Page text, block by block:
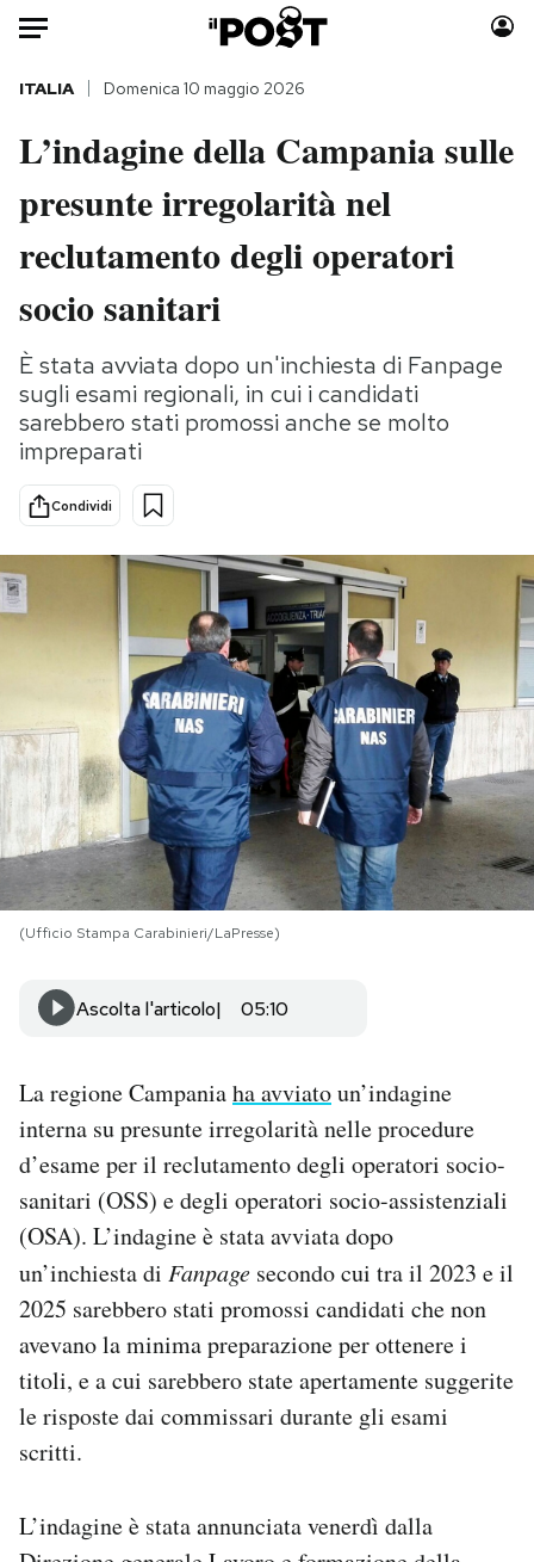
Auto
HOME
Italia
Politica
Tecnologia
Scienza
Cultura
Economia
Moda
Consumismi
Media
Europa
PODCAST
NEWSLETTER
I MIEI PREFERITI
SHOP
CALENDARIO
Notifiche mobile
ITALIA Domenica 10 maggio 2026
L’indagine della Campania sulle
presunte irregolarità nel
reclutamento degli operatori
socio sanitari
È stata avviata dopo un'inchiesta di Fanpage
sugli esami regionali, in cui i candidati
sarebbero stati promossi anche se molto
impreparati
Condividi
(Ufficio Stampa Carabinieri/LaPresse)
Ascolta l'articolo 05:10
La regione Campaniaha avviatoun’indagine
interna su presunte irregolarità nelle procedure
d’esame per il reclutamento degli operatori socio-
sanitari (OSS) e degli operatori socio-assistenziali
(OSA). L’indagine è stata avviata dopo
un’inchiesta di Fanpage secondo cui tra il 2023 e il
2025 sarebbero stati promossi candidati che non
avevano la minima preparazione per ottenere i
titoli, e a cui sarebbero state apertamente suggerite
le risposte dai commissari durante gli esami
scritti.
L’indagine è stata annunciata venerdì dalla